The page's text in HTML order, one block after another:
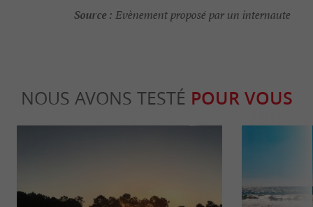
Source : Evènement proposé par un internaute
NOUS AVONS TESTÉ POUR VOUS